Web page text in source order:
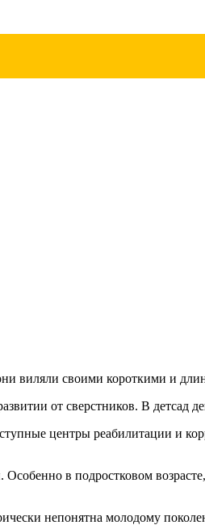
они виляли своими короткими и
от сверстников. В детсад
центры реабилитации и
в подростковом
непонятна молодому